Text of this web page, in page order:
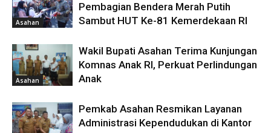
Asahan
Pembagian Bendera Merah Putih
Sambut HUT Ke-81 Kemerdekaan RI
Asahan
Wakil Bupati Asahan Terima Kunjungan
Komnas Anak RI, Perkuat Perlindungan
Anak
Pemkab Asahan Resmikan Layanan
Administrasi Kependudukan di Kantor